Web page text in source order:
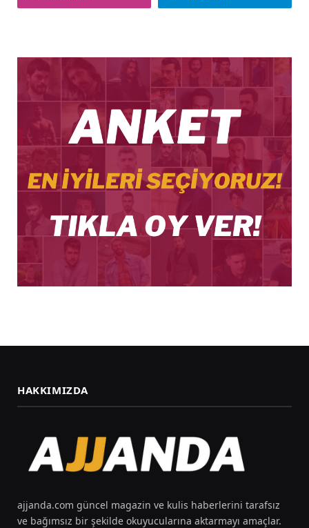
HAKKIMIZDA
ajjanda.com güncel magazin ve kulis haberlerini tarafsız
ve bağımsız bir şekilde okuyucularına aktarmayı amaçlar.